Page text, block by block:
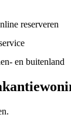
reserveren
en buitenland